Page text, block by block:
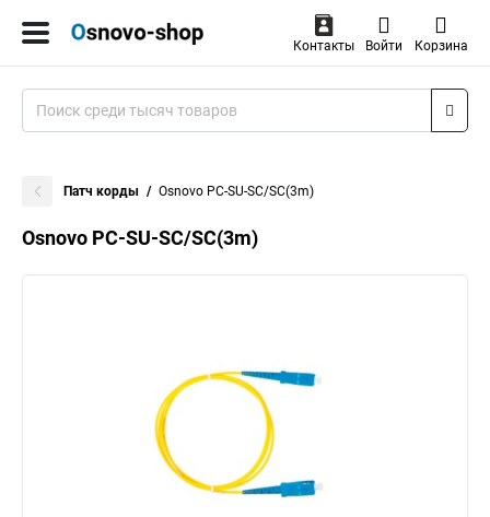
Контакты Войти Корзина
Патч корды Osnovo PC-SU-SC/SC(3m)
Osnovo PC-SU-SC/SC(3m)